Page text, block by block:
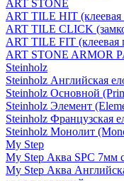
ART STONE
ART TILE HIT
ART TILE CLICK
ART TILE FIT (клеевая
ART STONE ARMOR
Steinholz
Steinholz Английская
Steinholz Основной
Steinholz Элемент
Steinholz Французская
Steinholz Монолит
My Step
My Step Аква SPC 7мм
My Step Аква